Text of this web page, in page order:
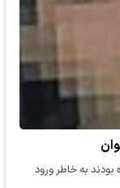
بودند به خاطر ورود